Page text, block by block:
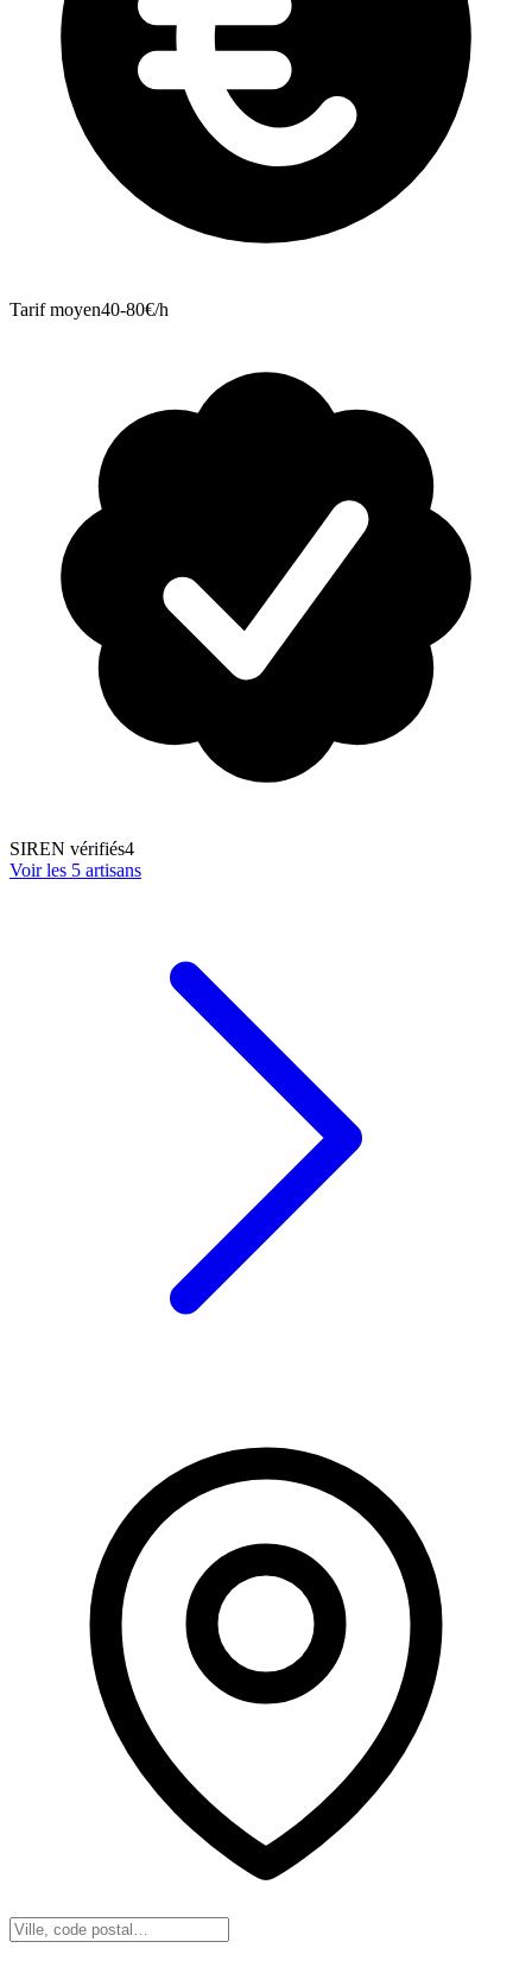
Tarif moyen40-80€/h
SIREN vérifiés4
Voir les 5 artisans